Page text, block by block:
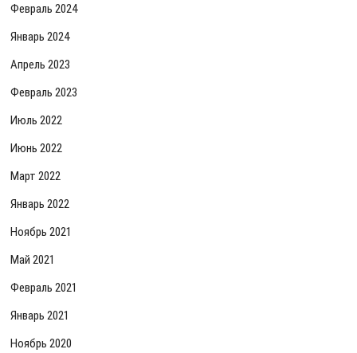
Февраль 2024
Январь 2024
Апрель 2023
Февраль 2023
Июль 2022
Июнь 2022
Март 2022
Январь 2022
Ноябрь 2021
Май 2021
Февраль 2021
Январь 2021
Ноябрь 2020